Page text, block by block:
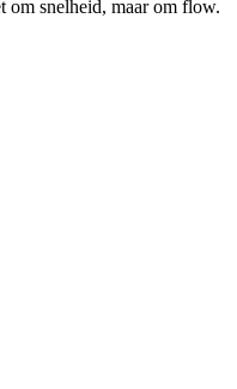
om snelheid, maar om flow.